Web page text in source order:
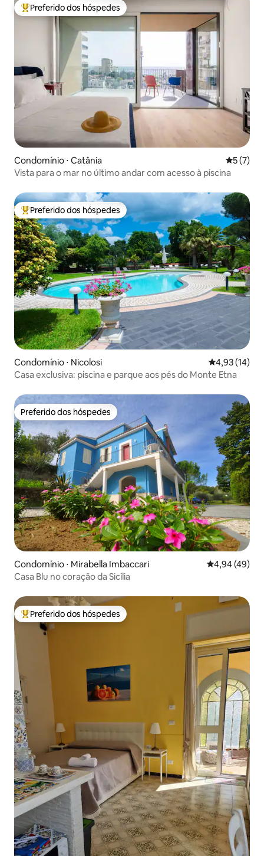
Entre os melhores preferidos dos hóspedes
Preferido dos hóspedes
Condomínio ⋅ Catânia 5 de
5 (7)
Vista para o mar no último andar com acesso à piscina
Entre os melhores preferidos dos hóspedes
Preferido dos hóspedes
Condomínio ⋅ Nicolosi 4,93 de uma
4,93 (14)
Casa exclusiva: piscina e parque aos pés do Monte Etna
Preferido dos hóspedes
Preferido dos hóspedes
Condomínio ⋅ Mirabella Imbaccari 4,94 de uma
4,94 (49)
Casa Blu no coração da Sicília
Entre os melhores preferidos dos hóspedes
Preferido dos hóspedes